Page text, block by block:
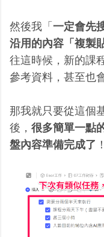
然後我「 一定會先
沿用的內容「複製
往這時候，新的課
參考資料，甚至也
那我就只要從這個
後， 很多簡單一點
盤內容準備完成了 ！